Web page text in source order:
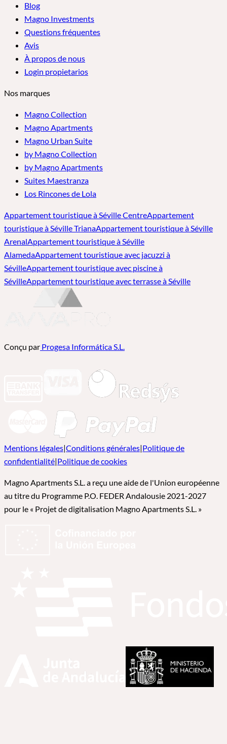
Blog
Magno Investments
Questions fréquentes
Avis
À propos de nous
Login propietarios
Nos marques
Magno Collection
Magno Apartments
Magno Urban Suite
by Magno Collection
by Magno Apartments
Suites Maestranza
Los Rincones de Lola
Appartement touristique à Séville CentreAppartement
touristique à Séville TrianaAppartement touristique à Séville
ArenalAppartement touristique à Séville
AlamedaAppartement touristique avec jacuzzi à
SévilleAppartement touristique avec piscine à
SévilleAppartement touristique avec terrasse à Séville
Conçu par Progesa Informática S.L.
Mentions légales|Conditions générales|Politique de
confidentialité|Politique de cookies
Magno Apartments S.L. a reçu une aide de l'Union européenne
au titre du Programme P.O. FEDER Andalousie 2021-2027
pour le « Projet de digitalisation Magno Apartments S.L. »